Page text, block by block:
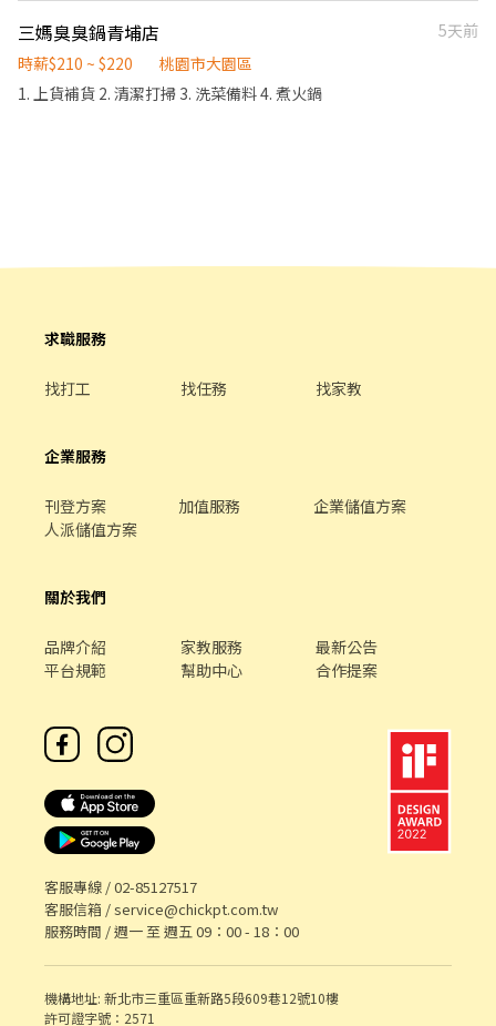
三媽臭臭鍋青埔店
5天前
時薪$210 ~ $220
桃園市大園區
1. 上貨補貨 2. 清潔打掃 3. 洗菜備料 4. 煮火鍋
求職服務
找打工 找任務 找家教
企業服務
刊登方案 加值服務
企業儲值方案
人派儲值方案
關於我們
品牌介紹 家教服務
最新公告
平台規範
幫助中心 合作提案
客服專線 /02-85127517
客服信箱 /service@chickpt.com.tw
服務時間 / 週一 至 週五 09：00 - 18：00
機構地址: 新北市三重區重新路5段609巷12號10樓
許可證字號：2571